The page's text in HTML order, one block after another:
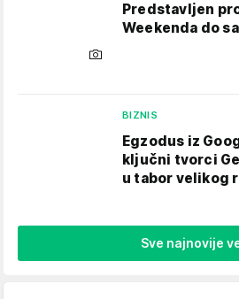
Predstavljen
Weekenda do
BIZNIS
Egzodus iz
ključni tvorci
u tabor velikog
Sve najnovije